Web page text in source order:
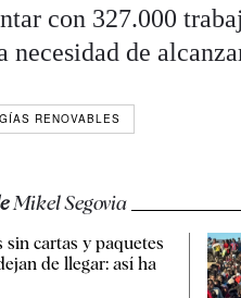
con 327.000
necesidad de
RENOVABLES
Mikel Segovia
sin cartas y paquetes
de llegar: así ha